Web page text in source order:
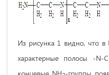
Из рисунка 1 видно, что
характерные полосы -
концевые NH -группы